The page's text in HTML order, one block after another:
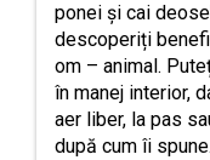
ponei și cai
descoperiți
om – animal.
în manej interior,
aer liber, la pas
după cum îi